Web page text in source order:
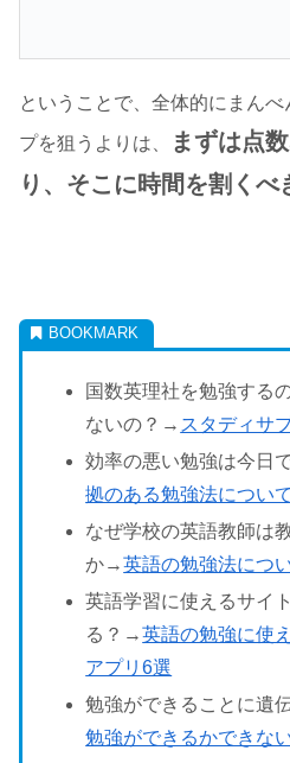
ということで、全体的にまん
プを狙うよりは、
まずは点
り、そこに時間を割くべ
国数英理社を勉強する
ないの？→ スタディサ
効率の悪い勉強は今日
拠のある勉強法につい
なぜ学校の英語教師は
か→英語の勉強法につ
英語学習に使えるサイ
る？→英語の勉強に使
アプリ6選
勉強ができることに遺
勉強ができるかできな